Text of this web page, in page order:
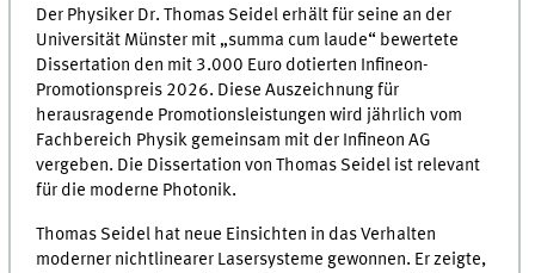
Der Physiker Dr. Thomas Seidel erhält für seine an der
Universität Münster mit „summa cum laude“ bewertete
Dissertation den mit 3.000 Euro dotierten Infineon-
Promotionspreis 2026. Diese Auszeichnung für
herausragende Promotionsleistungen wird jährlich vom
Fachbereich Physik gemeinsam mit der Infineon AG
vergeben. Die Dissertation von Thomas Seidel ist relevant
für die moderne Photonik.
Thomas Seidel hat neue Einsichten in das Verhalten
moderner nichtlinearer Lasersysteme gewonnen. Er zeigte,